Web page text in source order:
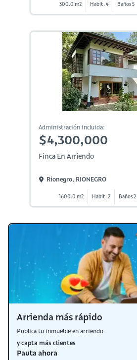
300.0 m2 Habit. 4 Baños 5
Administración incluida:
$4,300,000
Finca En Arriendo
Rionegro, RIONEGRO
1600.0 m2 Habit. 2 Baños 2
Arrienda más rápido
Publica tu inmueble en arriendo
y capta más clientes
Pauta ahora